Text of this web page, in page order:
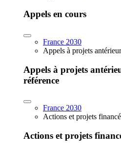
Appels en cours
France 2030
Appels à projets
Appels à projets
référence
France 2030
Actions et projets
Actions et projets